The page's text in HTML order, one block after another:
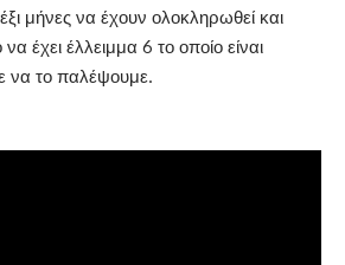
μήνες να έχουν ολοκληρωθεί και
έχει έλλειμμα 6 το οποίο είναι
να το παλέψουμε.